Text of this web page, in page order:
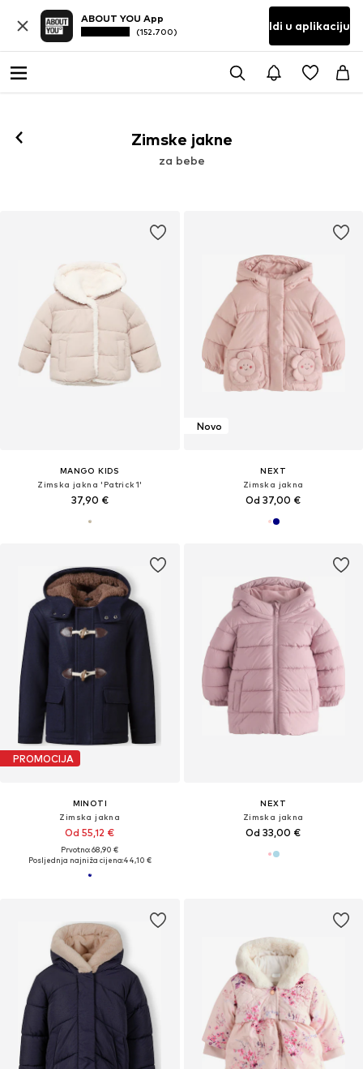
ABOUT YOU App
(152.700) Idi u aplikaciju
Zimske jakne
za bebe
MANGO KIDS
Zimska jakna 'Patrick1'
37,90 €
Novo
NEXT
Zimska jakna
Od 37,00 €
PROMOCIJA
MINOTI
Zimska jakna
Od 55,12 €
Prvotno: 68,90 €
Posljednja najniža cijena:44,10 €
NEXT
Zimska jakna
Od 33,00 €